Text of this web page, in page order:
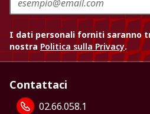
I dati personali forniti saranno
nostra Politica sulla Privacy.
Contattaci
02.66.058.1